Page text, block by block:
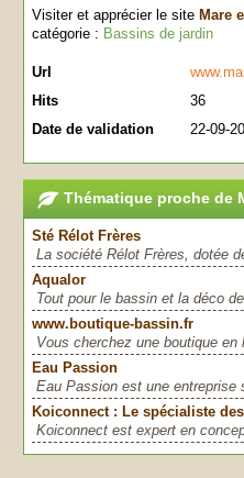
Visiter et apprécier le site Mare
catégorie : Bassins de jardin
Url
Hits
36
Date de validation
22-09-
Thématique proche de
Sté Rélot Frères
La société Rélot Frères, dotée
Aqualor
Tout pour le bassin et la déco
www.boutique-bassin.fr
Vous cherchez une boutique
Eau Passion
Eau Passion est une entreprise
Koiconnect : Le spécialiste
Koiconnect est expert en